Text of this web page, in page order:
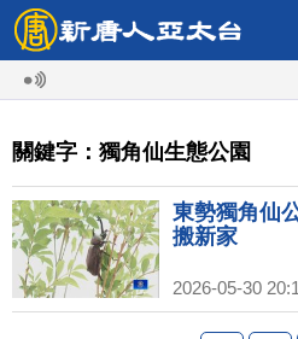
關鍵字：獨角仙生態公園
東勢獨角仙
搬新家
2026-05-30